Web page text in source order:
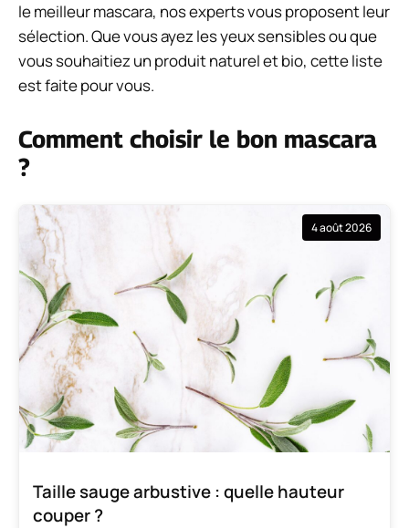
le meilleur mascara, nos experts vous proposent leur
sélection. Que vous ayez les yeux sensibles ou que
vous souhaitiez un produit naturel et bio, cette liste
est faite pour vous.
Comment choisir le bon mascara
?
4 août 2026
Taille sauge arbustive : quelle hauteur
couper ?